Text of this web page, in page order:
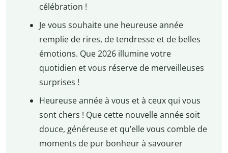
célébration !
Je vous souhaite une heureuse année
remplie de rires, de tendresse et de belles
émotions. Que 2026 illumine votre
quotidien et vous réserve de merveilleuses
surprises !
Heureuse année à vous et à ceux qui vous
sont chers ! Que cette nouvelle année soit
douce, généreuse et qu’elle vous comble de
moments de pur bonheur à savourer